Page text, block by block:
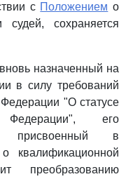
с Положением о
судей, сохраняется
назначенный на
в силу требований
"О статусе
его
присвоенный в
о квалификационной
преобразованию